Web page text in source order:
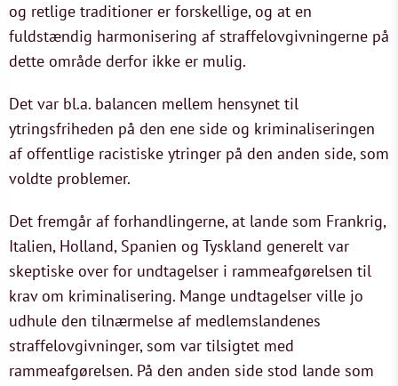
og retlige traditioner er forskellige, og at en
fuldstændig harmonisering af straffelovgivningerne på
dette område derfor ikke er mulig.
Det var bl.a. balancen mellem hensynet til
ytringsfriheden på den ene side og kriminaliseringen
af offentlige racistiske ytringer på den anden side, som
voldte problemer.
Det fremgår af forhandlingerne, at lande som Frankrig,
Italien, Holland, Spanien og Tyskland generelt var
skeptiske over for undtagelser i rammeafgørelsen til
krav om kriminalisering. Mange undtagelser ville jo
udhule den tilnærmelse af medlemslandenes
straffelovgivninger, som var tilsigtet med
rammeafgørelsen. På den anden side stod lande som